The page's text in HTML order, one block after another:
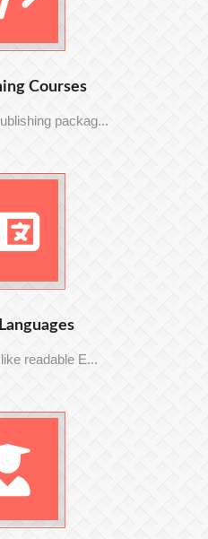
Courses
packag...
readable E...